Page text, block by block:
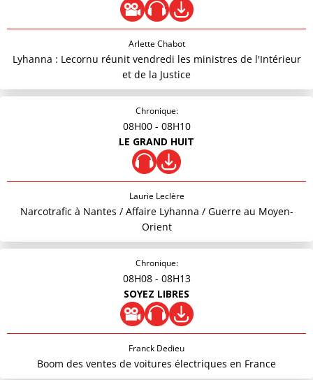
Arlette Chabot
Lyhanna : Lecornu réunit vendredi les ministres de l'Intérieur
et de la Justice
Chronique:
08H00 - 08H10
LE GRAND HUIT
Laurie Leclère
Narcotrafic à Nantes / Affaire Lyhanna / Guerre au Moyen-
Orient
Chronique:
08H08 - 08H13
SOYEZ LIBRES
Franck Dedieu
Boom des ventes de voitures électriques en France